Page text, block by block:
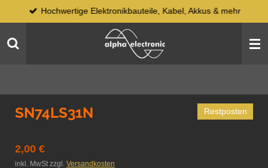
Hauptinhalt
springen
Hochwertige Elektronikbauteile, Kabel, Akkus & mehr
SN74LS31N Restposten
2,00 €
inkl. MwSt zzgl. Versandkosten